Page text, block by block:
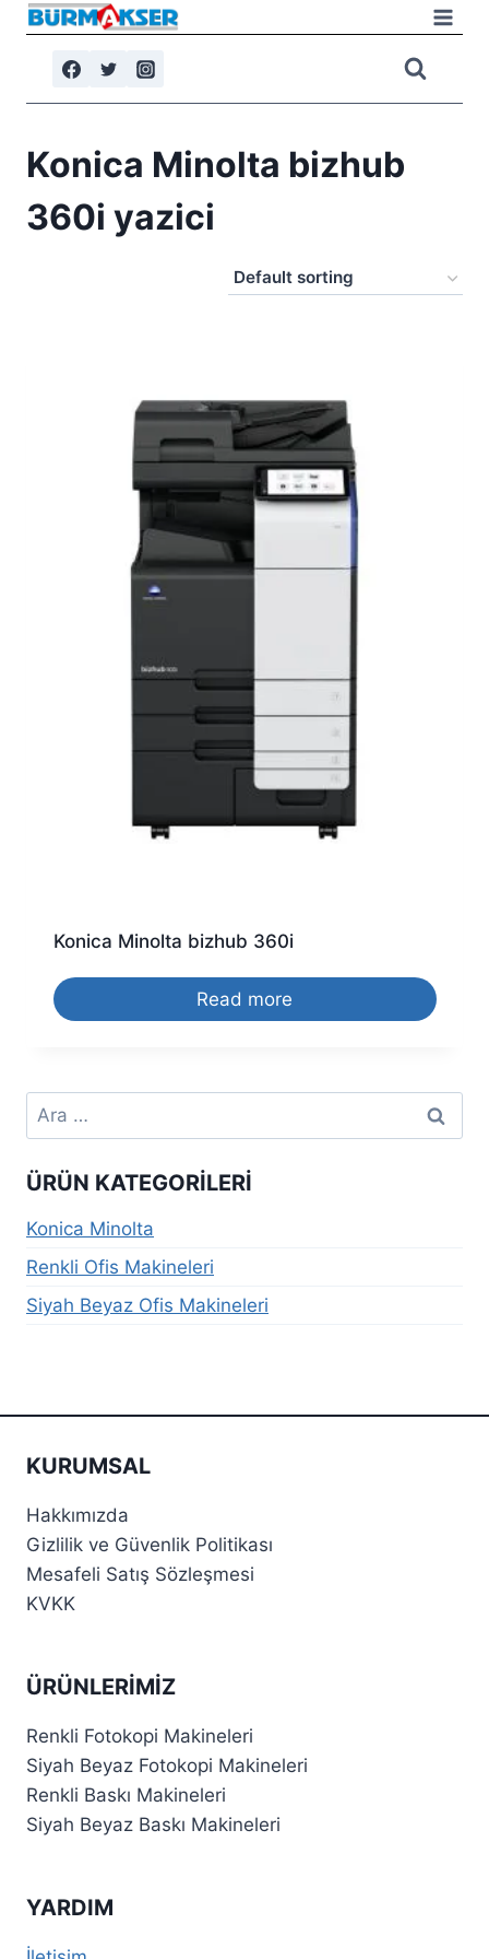
Skip
content
Konica Minolta bizhub
360i yazici
Konica Minolta bizhub 360i
Read more
Arama:
ÜRÜN KATEGORILERI
Konica Minolta
Renkli Ofis Makineleri
Siyah Beyaz Ofis Makineleri
KURUMSAL
Hakkımızda
Gizlilik ve Güvenlik Politikası
Mesafeli Satış Sözleşmesi
KVKK
ÜRÜNLERIMIZ
Renkli Fotokopi Makineleri
Siyah Beyaz Fotokopi Makineleri
Renkli Baskı Makineleri
Siyah Beyaz Baskı Makineleri
YARDIM